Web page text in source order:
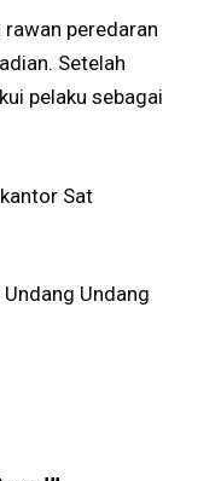
peredaran
Setelah
pelaku sebagai
Sat
Undang